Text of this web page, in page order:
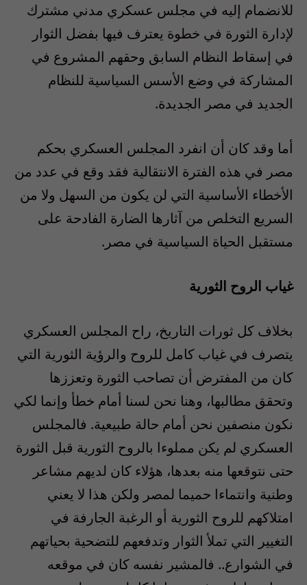
للانضمام إليه في مجلس عسكري مدني مشترك
لإدارة الثورة في خطوة يعترف فيها بفضل الثوار
في إسقاط النظام السابق وحقهم المشروع في
المشاركة في وضع الأسس السياسية للنظام
الجديد في مصر الجديدة.
أما وقد كان أن انفرد المجلس العسكري بحكم
مصر في هذه الفترة الانتقالية فقد وقع في عدد من
الأخطاء الأساسية التي لن يكون من السهل ولا من
السريع التخلص من آثارها الضارة الفادحة على
مستقبل الحياة السياسية في مصر.
غياب الروح الثورية
بخلاف كل ثورات التاريخ، راح المجلس العسكري
يتصرف في غياب كامل للروح والرؤية الثورية التي
كان من المفترض أن تصاحب الثورة وتعززها
وتحقق مطالبها، وهنا نحن لسنا أمام خطأ وإنما لكي
نكون منصفين نحن أمام حالة طبيعية. فالمجلس
العسكري لم يكن مملوءا بالروح الثورية قبل الثورة
حتى نتوقعها منه بعدها، هؤلاء كان لديهم مشاعر
وطنية وانتماءا حميما لمصر ولكن هذا لا يعني
امتلاكهم للروح الثورية أو الرغبة الجارفة في
التغيير التي تملأ الثوار وتدفعهم للتضحية بحياتهم
في الشوارع.. فالمشير نفسه كان في موقعه